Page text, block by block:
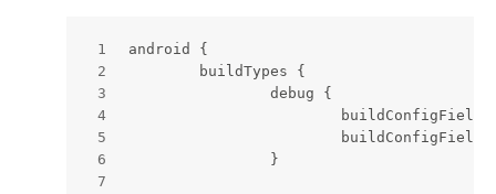
1
2
3
4
5
6
7
android {
	buildTypes {
		debug {
			buildConfigField
			buildConfigField
		}